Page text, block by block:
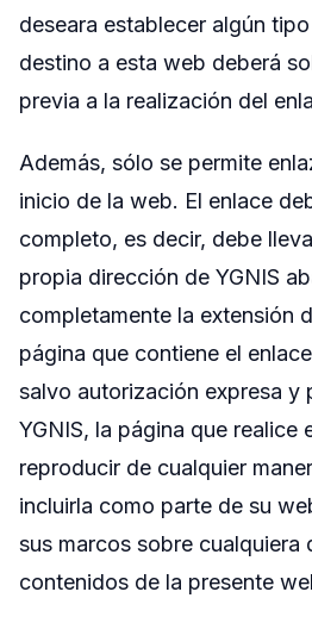
deseara establecer algún
destino a esta web deberá
previa a la realización del
Además, sólo se permite
inicio de la web. El enlace
completo, es decir, debe
propia dirección de YGNIS
completamente la extensión
página que contiene el
salvo autorización expresa y
YGNIS, la página que realice
reproducir de cualquier
incluirla como parte de su
sus marcos sobre cualquiera
contenidos de la presente